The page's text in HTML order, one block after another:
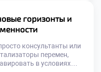
и правозащитников.
обучение в хорошем
[…]
горизонты и
консультанты или
перемен,
в условиях